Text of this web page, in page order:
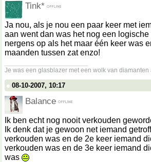
Tink*
Ja nou, als je nou een paar keer met
aan went dan was het nog een
nergens op als het maar één keer was
maanden tussen zat enzo!
Je was een glasblazer met een wolk van diamanten
08-10-2007, 10:17
Balance
Ik ben echt nog nooit verkouden
Ik denk dat je gewoon net iemand
verkouden was en de 2e keer iemand
verkouden was en de 3e keer iemand
was